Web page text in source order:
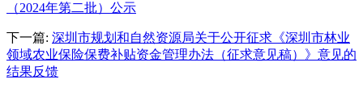
（2024年第二批）公示
下一篇: 深圳市规划和自然资源局关于公开征求《深圳市林业
领域农业保险保费补贴资金管理办法（征求意见稿）》意见的
结果反馈